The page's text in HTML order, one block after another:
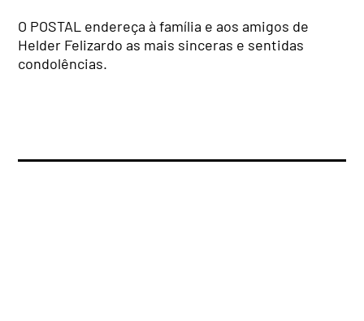
O POSTAL endereça à família e aos amigos de
Helder Felizardo as mais sinceras e sentidas
condolências.